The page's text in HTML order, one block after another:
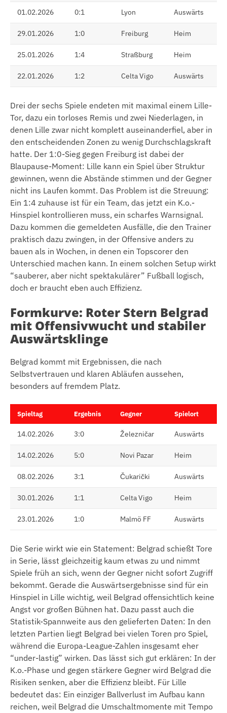
01.02.2026 0:1 Lyon Auswärts
29.01.2026 1:0 Freiburg Heim
25.01.2026 1:4 Straßburg Heim
22.01.2026 1:2 Celta Vigo Auswärts
Drei der sechs Spiele endeten mit maximal einem Lille-
Tor, dazu ein torloses Remis und zwei Niederlagen, in
denen Lille zwar nicht komplett auseinanderfiel, aber in
den entscheidenden Zonen zu wenig Durchschlagskraft
hatte. Der 1:0-Sieg gegen Freiburg ist dabei der
Blaupause-Moment: Lille kann ein Spiel über Struktur
gewinnen, wenn die Abstände stimmen und der Gegner
nicht ins Laufen kommt. Das Problem ist die Streuung:
Ein 1:4 zuhause ist für ein Team, das jetzt ein K.o.-
Hinspiel kontrollieren muss, ein scharfes Warnsignal.
Dazu kommen die gemeldeten Ausfälle, die den Trainer
praktisch dazu zwingen, in der Offensive anders zu
bauen als in Wochen, in denen ein Topscorer den
Unterschied machen kann. In einem solchen Setup wirkt
“sauberer, aber nicht spektakulärer” Fußball logisch,
doch er braucht eben auch Effizienz.
Formkurve: Roter Stern Belgrad
mit Offensivwucht und stabiler
Auswärtsklinge
Belgrad kommt mit Ergebnissen, die nach
Selbstvertrauen und klaren Abläufen aussehen,
besonders auf fremdem Platz.
Spieltag Ergebnis Gegner Spielort
14.02.2026 3:0 Železničar Auswärts
14.02.2026 5:0 Novi Pazar Heim
08.02.2026 3:1 Čukarički Auswärts
30.01.2026 1:1 Celta Vigo Heim
23.01.2026 1:0 Malmö FF Auswärts
Die Serie wirkt wie ein Statement: Belgrad schießt Tore
in Serie, lässt gleichzeitig kaum etwas zu und nimmt
Spiele früh an sich, wenn der Gegner nicht sofort Zugriff
bekommt. Gerade die Auswärtsergebnisse sind für ein
Hinspiel in Lille wichtig, weil Belgrad offensichtlich keine
Angst vor großen Bühnen hat. Dazu passt auch die
Statistik-Spannweite aus den gelieferten Daten: In den
letzten Partien liegt Belgrad bei vielen Toren pro Spiel,
während die Europa-League-Zahlen insgesamt eher
“under-lastig” wirken. Das lässt sich gut erklären: In der
K.o.-Phase und gegen stärkere Gegner wird Belgrad die
Risiken senken, aber die Effizienz bleibt. Für Lille
bedeutet das: Ein einziger Ballverlust im Aufbau kann
reichen, weil Belgrad die Umschaltmomente mit Tempo